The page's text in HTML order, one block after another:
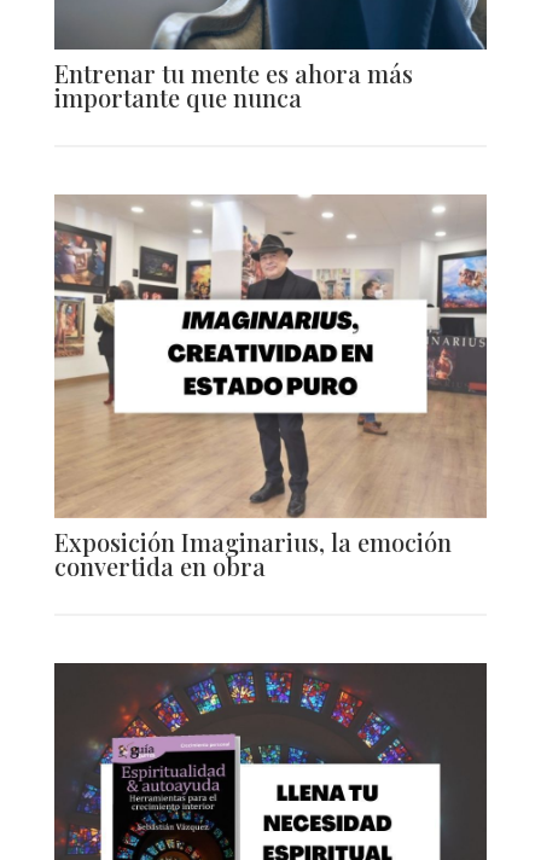
Entrenar tu mente es ahora más
importante que nunca
Exposición Imaginarius, la emoción
convertida en obra